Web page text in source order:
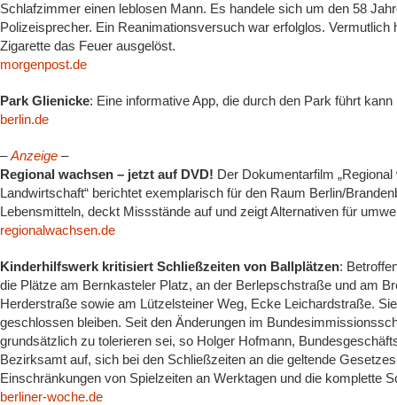
Schlafzimmer einen leblosen Mann. Es handele sich um den 58
Polizeisprecher. Ein Reanimationsversuch war erfolglos. Vermutlich
Zigarette das Feuer ausgelöst.
morgenpost.de
Park Glienicke: Eine informative App, die durch den Park führt
berlin.de
–Anzeige –
Regional wachsen – jetzt auf DVD! Der Dokumentarfilm
Landwirtschaft“ berichtet exemplarisch für den Raum Berlin/
Lebensmitteln, deckt Missstände auf und zeigt Alternativen für
regionalwachsen.de
Kinderhilfswerk kritisiert Schließzeiten von Ballplätzen:
die Plätze am Bernkasteler Platz, an der Berlepschstraße und am
Herderstraße sowie am Lützelsteiner Weg, Ecke Leichardstraße.
geschlossen bleiben. Seit den Änderungen im
grundsätzlich zu tolerieren sei, so Holger Hofmann,
Bezirksamt auf, sich bei den Schließzeiten an die geltende
Einschränkungen von Spielzeiten an Werktagen und die komplette
berliner-woche.de